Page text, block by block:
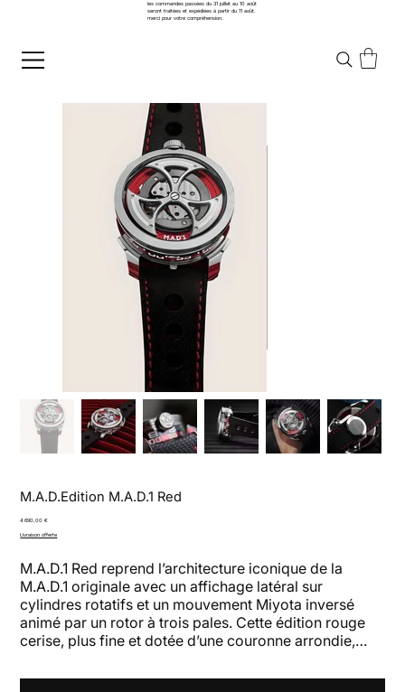
les commandes passées du 31 juillet au 10 août
seront traitées et expédiées à partir du 11 août.
merci pour votre compréhension.
M.A.D.Edition M.A.D.1 Red
Prix
4 690,00 €
Livraison offerte
M.A.D.1 Red reprend l’architecture iconique de la
M.A.D.1 originale avec un affichage latéral sur
cylindres rotatifs et un mouvement Miyota inversé
animé par un rotor à trois pales. Cette édition rouge
cerise, plus fine et dotée d’une couronne arrondie,